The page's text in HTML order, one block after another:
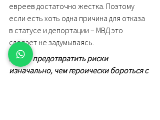
евреев достаточно жестка. Поэтому
если есть хоть одна причина для отказа
в статусе и депортации – МВД это
сделает не задумываясь.
Лучше предотвратить риски
изначально, чем героически бороться с